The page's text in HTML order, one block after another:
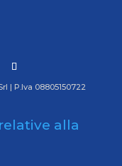
| P.Iva 08805150722
alla